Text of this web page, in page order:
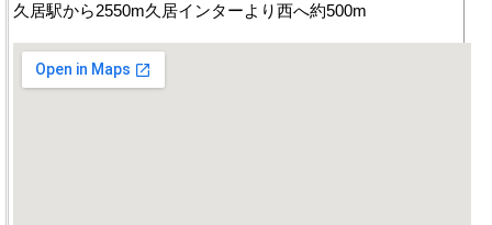
久居駅から2550m久居インターより西へ約500m